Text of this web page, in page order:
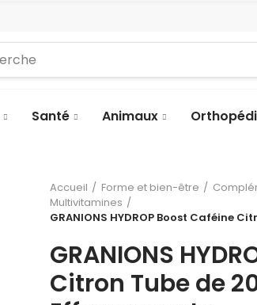
Santé Animaux
Accueil Forme et bien-être
Multivitamines
GRANIONS HYDROP Boost Caféine
GRANIONS
Citron Tube de